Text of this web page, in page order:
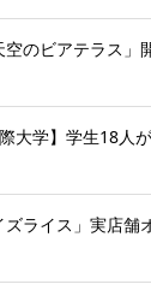
空のビアテラス
大学】学生18人
ズライス」実店